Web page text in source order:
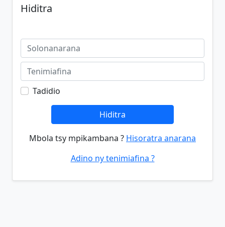
Hiditra
Tadidio
Hiditra
Mbola tsy mpikambana ? Hisoratra anarana
Adino ny tenimiafina ?